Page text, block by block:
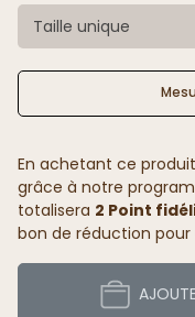
Taille unique
En achetant ce
grâce à notre
totalisera 2 Point
bon de réduction